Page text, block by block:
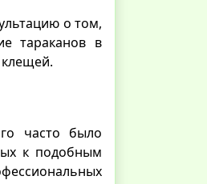
о том,
тараканов в
клещей.
часто было
к подобным